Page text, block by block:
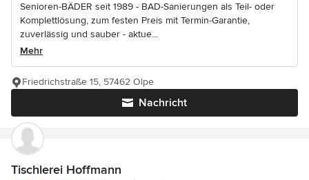
Senioren-BÄDER seit 1989 - BAD-Sanierungen als Teil- oder
Komplettlösung, zum festen Preis mit Termin-Garantie,
zuverlässig und sauber - aktue...
Mehr
Nachricht
Friedrichstraße 15, 57462 Olpe
Tischlerei Hoffmann